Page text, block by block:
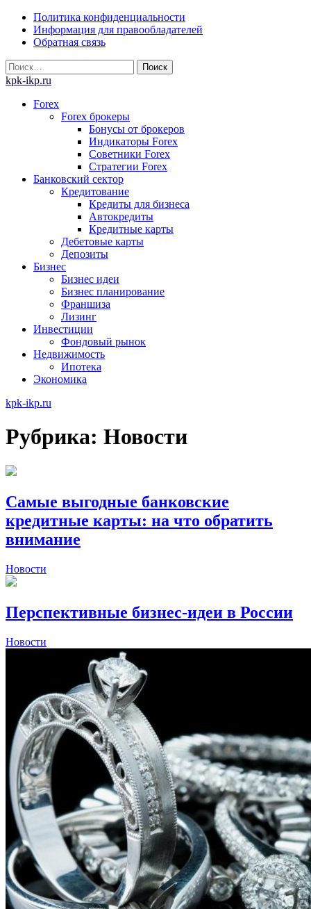
Skip
content
Политика конфиденциальности
Информация для правообладателей
Обратная связь
Найти:
kpk-ikp.ru
Forex
Forex брокеры
Бонусы от брокеров
Индикаторы Forex
Советники Forex
Стратегии Forex
Банковский сектор
Кредитование
Кредиты для бизнеса
Автокредиты
Кредитные карты
Дебетовые карты
Депозиты
Бизнес
Бизнес идеи
Бизнес планирование
Франшиза
Лизинг
Инвестиции
Фондовый рынок
Недвижимость
Ипотека
Экономика
kpk-ikp.ru
Рубрика: Новости
Самые выгодные банковские
кредитные карты: на что обратить
внимание
Новости
Перспективные бизнес-идеи в России
Новости